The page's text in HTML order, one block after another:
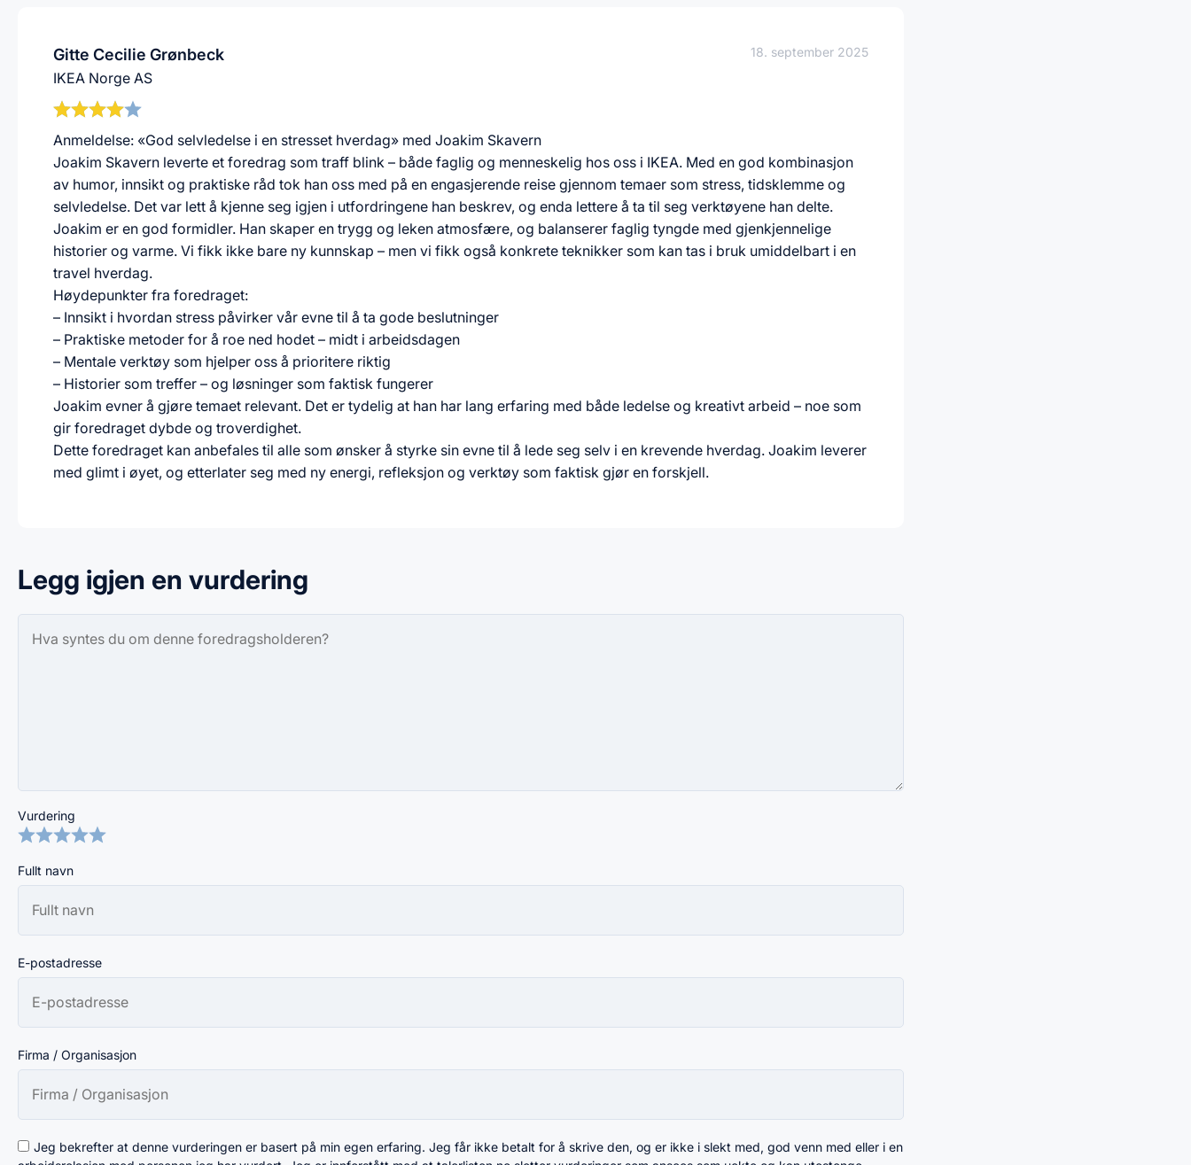
Gitte Cecilie Grønbeck 18. september 2025
IKEA Norge AS
Anmeldelse: «God selvledelse i en stresset hverdag» med Joakim Skavern
Joakim Skavern leverte et foredrag som traff blink – både faglig og menneskelig hos oss i IKEA. Med en god kombinasjon
av humor, innsikt og praktiske råd tok han oss med på en engasjerende reise gjennom temaer som stress, tidsklemme og
selvledelse. Det var lett å kjenne seg igjen i utfordringene han beskrev, og enda lettere å ta til seg verktøyene han delte.
Joakim er en god formidler. Han skaper en trygg og leken atmosfære, og balanserer faglig tyngde med gjenkjennelige
historier og varme. Vi fikk ikke bare ny kunnskap – men vi fikk også konkrete teknikker som kan tas i bruk umiddelbart i en
travel hverdag.
Høydepunkter fra foredraget:
– Innsikt i hvordan stress påvirker vår evne til å ta gode beslutninger
– Praktiske metoder for å roe ned hodet – midt i arbeidsdagen
– Mentale verktøy som hjelper oss å prioritere riktig
– Historier som treffer – og løsninger som faktisk fungerer
Joakim evner å gjøre temaet relevant. Det er tydelig at han har lang erfaring med både ledelse og kreativt arbeid – noe som
gir foredraget dybde og troverdighet.
Dette foredraget kan anbefales til alle som ønsker å styrke sin evne til å lede seg selv i en krevende hverdag. Joakim leverer
med glimt i øyet, og etterlater seg med ny energi, refleksjon og verktøy som faktisk gjør en forskjell.
Legg igjen en vurdering
Vurdering
Fullt navn
E-postadresse
Firma / Organisasjon
Jeg bekrefter at denne vurderingen er basert på min egen erfaring. Jeg får ikke betalt for å skrive den, og er ikke i slekt med, god venn med eller i en